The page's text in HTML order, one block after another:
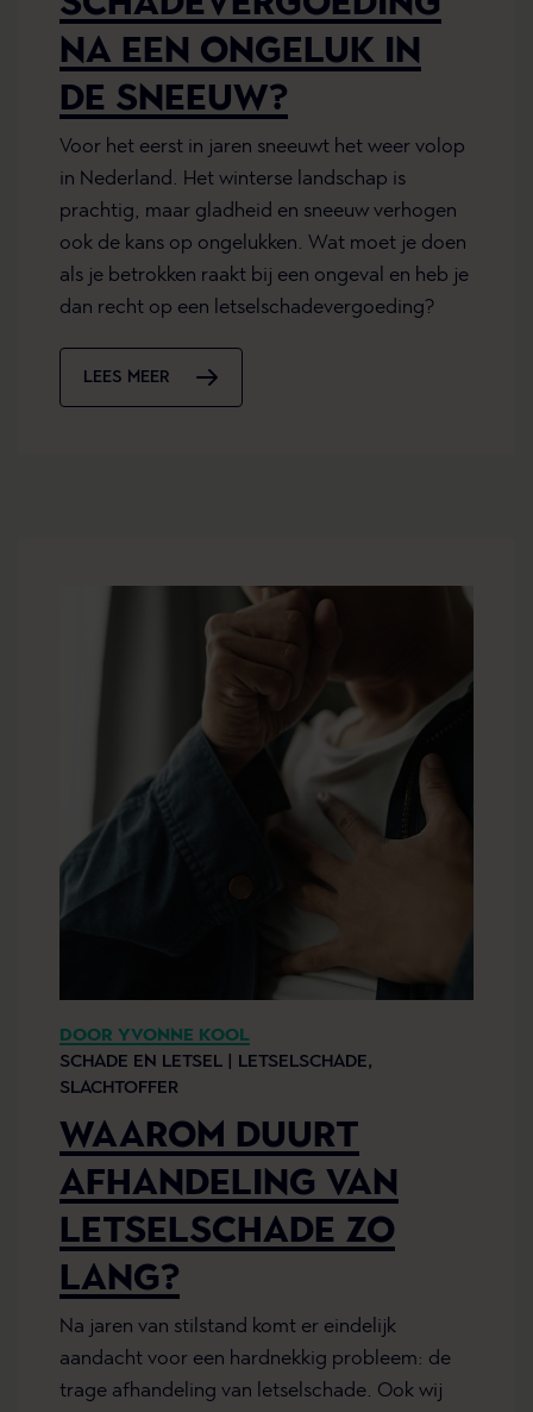
NA EEN ONGELUK IN
DE SNEEUW?
Voor het eerst in jaren sneeuwt het weer volop
in Nederland. Het winterse landschap is
prachtig, maar gladheid en sneeuw verhogen
ook de kans op ongelukken. Wat moet je doen
als je betrokken raakt bij een ongeval en heb je
dan recht op een letselschadevergoeding?
LEES MEER
DOOR YVONNE KOOL
SCHADE EN LETSEL |
LETSELSCHADE,
SLACHTOFFER
WAAROM DUURT
AFHANDELING VAN
LETSELSCHADE ZO
LANG?
Na jaren van stilstand komt er eindelijk
aandacht voor een hardnekkig probleem: de
trage afhandeling van letselschade. Ook wij